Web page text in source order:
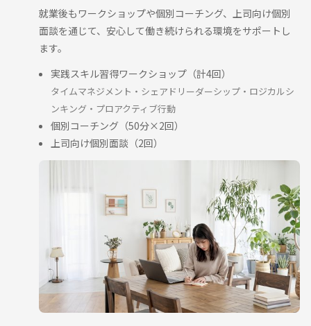
就業後もワークショップや個別コーチング、上司向け個別
面談を通じて、安心して働き続けられる環境をサポートし
ます。
実践スキル習得ワークショップ（計4回）
タイムマネジメント・シェアドリーダーシップ・ロジカルシ
ンキング・プロアクティブ行動
個別コーチング（50分×2回）
上司向け個別面談（2回）